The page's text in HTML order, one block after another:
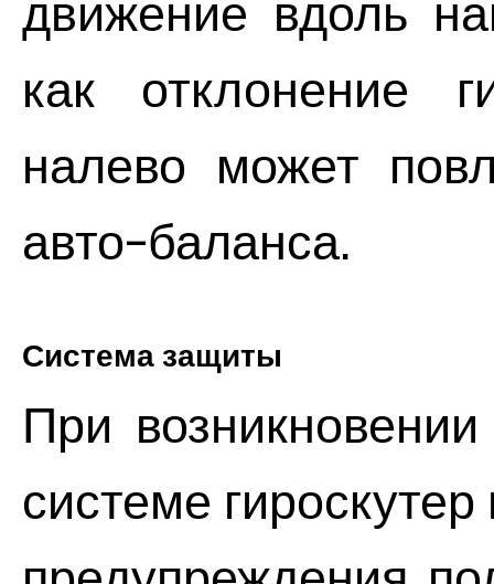
движение вдоль
как отклонение
налево может
авто-баланса.
Система защиты
При
системе